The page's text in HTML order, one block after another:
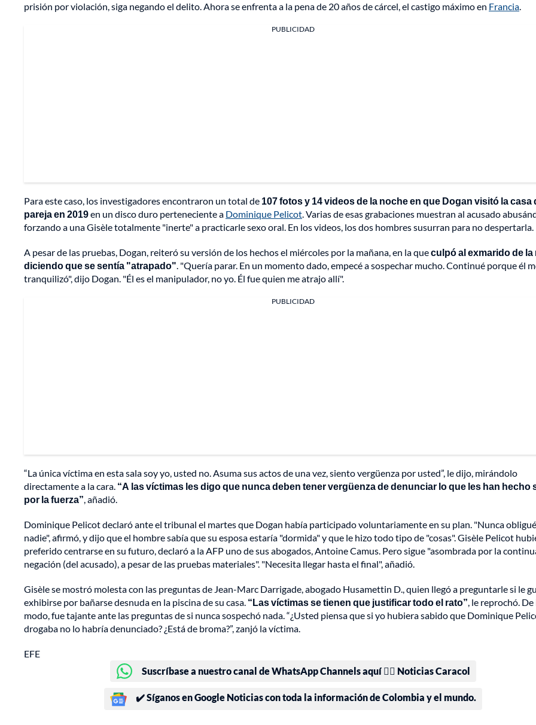
prisión por violación, siga negando el delito. Ahora se enfrenta a la pena de 20 años de cárcel, el castigo máximo en Francia.
PUBLICIDAD
Para este caso, los investigadores encontraron un total de 107 fotos y 14 videos de la noche en que Dogan visitó la casa
pareja en 2019en un disco duro perteneciente a Dominique Pelicot. Varias de esas grabaciones muestran al acusado
forzando a una Gisèle totalmente "inerte" a practicarle sexo oral. En los videos, los dos hombres susurran para no despertarla.
A pesar de las pruebas, Dogan, reiteró su versión de los hechos el miércoles por la mañana, en la queculpó al exmarido de la
diciendo que se sentía "atrapado". "Quería parar. En un momento dado, empecé a sospechar mucho. Continué porque él
tranquilizó", dijo Dogan. "Él es el manipulador, no yo. Él fue quien me atrajo allí".
PUBLICIDAD
“La única víctima en esta sala soy yo, usted no. Asuma sus actos de una vez, siento vergüenza por usted”, le dijo, mirándolo
directamente a la cara. “A las víctimas les digo que nunca deben tener vergüenza de denunciar lo que les han hecho
por la fuerza”, añadió.
Dominique Pelicot declaró ante el tribunal el martes que Dogan había participado voluntariamente en su plan. "Nunca
nadie", afirmó, y dijo que el hombre sabía que su esposa estaría "dormida" y que le hizo todo tipo de "cosas". Gisèle Pelicot
preferido centrarse en su futuro, declaró a la AFP uno de sus abogados, Antoine Camus. Pero sigue "asombrada por la
negación (del acusado), a pesar de las pruebas materiales". "Necesita llegar hasta el final", añadió.
Gisèle se mostró molesta con las preguntas de Jean-Marc Darrigade, abogado Husamettin D., quien llegó a preguntarle si le
exhibirse por bañarse desnuda en la piscina de su casa. “Las víctimas se tienen que justificar todo el rato”, le reprochó. De
modo, fue tajante ante las preguntas de si nunca sospechó nada. “¿Usted piensa que si yo hubiera sabido que Dominique
drogaba no lo habría denunciado? ¿Está de broma?”, zanjó la víctima.
EFE
Suscríbase a nuestro canal de WhatsApp Channels aquí 👉🏻 Noticias Caracol
✔️ Síganos en Google Noticias con toda la información de Colombia y el mundo.